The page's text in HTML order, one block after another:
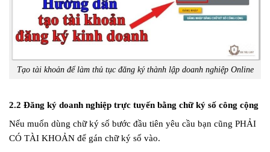
Tạo tài khoản để làm thủ tục đăng ký thành lập doanh nghiệp Online
2.2 Đăng ký doanh nghiệp trực tuyến bằng chữ ký số công cộng
Nếu muốn dùng chữ ký số bước đầu tiên yêu cầu bạn cũng PHẢI
CÓ TÀI KHOẢN để gán chữ ký số vào.